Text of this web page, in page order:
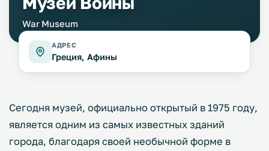
War Museum
АДРЕС
Греция, Афины
Сегодня музей, официально открытый в 1975 году,
является одним из самых известных зданий
города, благодаря своей необычной форме в